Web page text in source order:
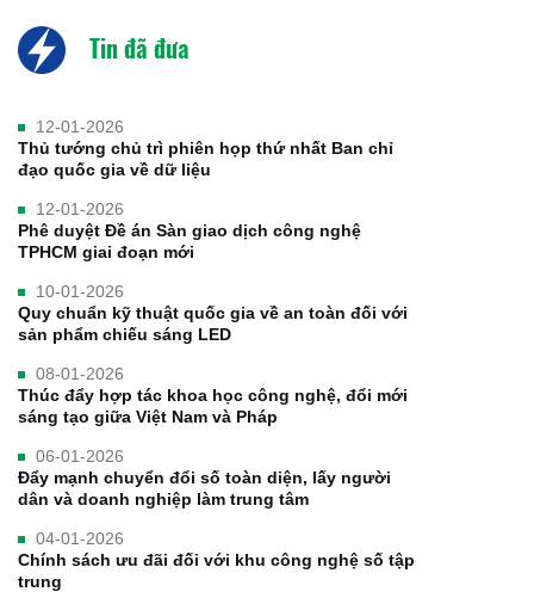
Tin đã đưa
12-01-2026
Thủ tướng chủ trì phiên họp thứ nhất Ban chỉ
đạo quốc gia về dữ liệu
12-01-2026
Phê duyệt Đề án Sàn giao dịch công nghệ
TPHCM giai đoạn mới
10-01-2026
Quy chuẩn kỹ thuật quốc gia về an toàn đối với
sản phẩm chiếu sáng LED
08-01-2026
Thúc đẩy hợp tác khoa học công nghệ, đổi mới
sáng tạo giữa Việt Nam và Pháp
06-01-2026
Đẩy mạnh chuyển đổi số toàn diện, lấy người
dân và doanh nghiệp làm trung tâm
04-01-2026
Chính sách ưu đãi đối với khu công nghệ số tập
trung